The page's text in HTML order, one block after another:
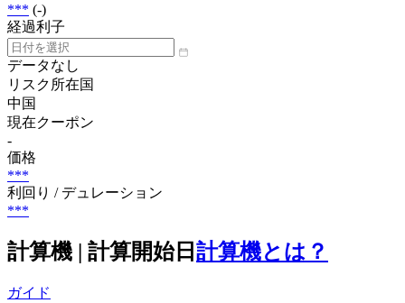
*** (-)
経過利子
データなし
リスク所在国
中国
現在クーポン
-
価格
***
利回り / デュレーション
***
計算機 | 計算開始日 計算機とは？
ガイド